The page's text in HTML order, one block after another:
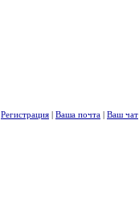
Регистрация | Ваша почта | Ваш чат